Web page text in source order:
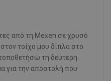
από τη Mexen σε χρυσό
τοίχο μου δίπλα στο
τη δεύτερη.
για την αποστολή που